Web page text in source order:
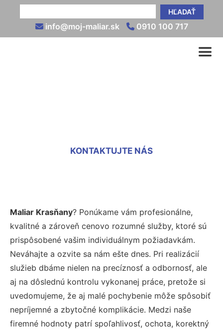
HĽADAŤ
info@moj-maliar.sk 0910 100 717
KONTAKTUJTE NÁS
Maliar Krasňany? Ponúkame vám profesionálne,
kvalitné a zároveň cenovo rozumné služby, ktoré sú
prispôsobené vašim individuálnym požiadavkám.
Neváhajte a ozvite sa nám ešte dnes. Pri realizácií
služieb dbáme nielen na precíznosť a odbornosť, ale
aj na dôslednú kontrolu vykonanej práce, pretože si
uvedomujeme, že aj malé pochybenie môže spôsobiť
nepríjemné a zbytočné komplikácie. Medzi naše
firemné hodnoty patrí spoľahlivosť, ochota, korektný